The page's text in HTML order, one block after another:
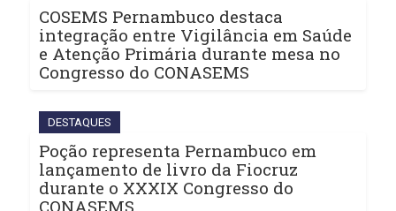
COSEMS Pernambuco destaca
integração entre Vigilância em Saúde
e Atenção Primária durante mesa no
Congresso do CONASEMS
DESTAQUES
Poção representa Pernambuco em
lançamento de livro da Fiocruz
durante o XXXIX Congresso do
CONASEMS